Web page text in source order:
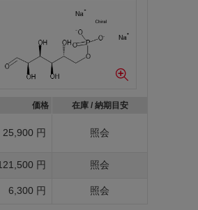
価格 在庫 / 納期目安
25,900 円 照会
円 照会
6,300 円 照会